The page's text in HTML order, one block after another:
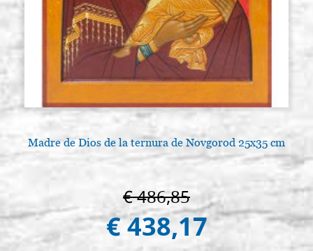
Madre de Dios de la ternura de Novgorod 25x35 cm
€ 486,85
€ 438,17